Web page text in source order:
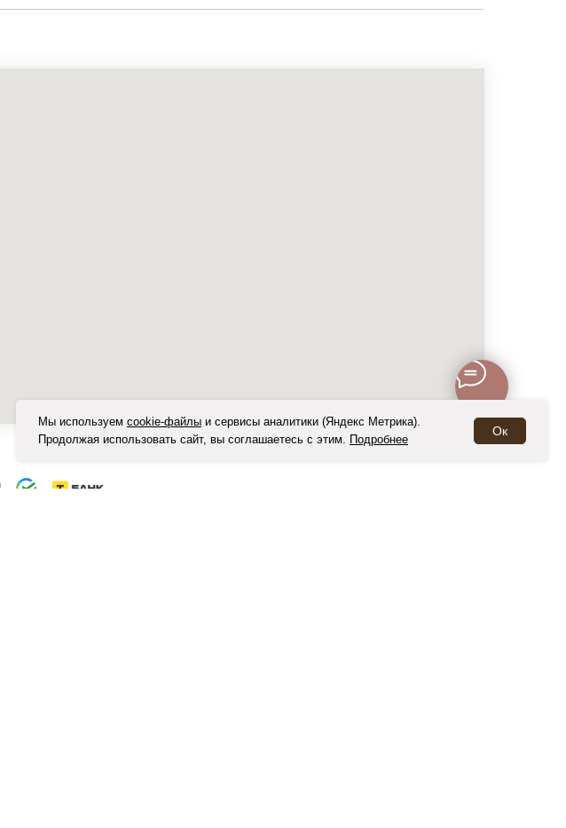
Мы используем cookie-файлы и сервисы аналитики (Яндекс Метрика).
Продолжая использовать сайт, вы соглашаетесь с этим. Подробнее
Ок